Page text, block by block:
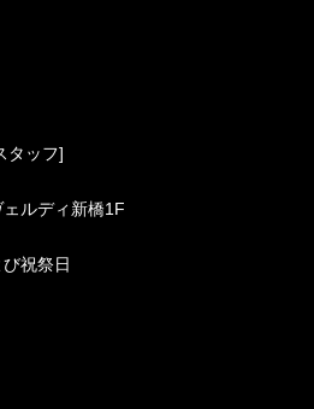
タッフ]
ルディ新橋1F
祝祭日